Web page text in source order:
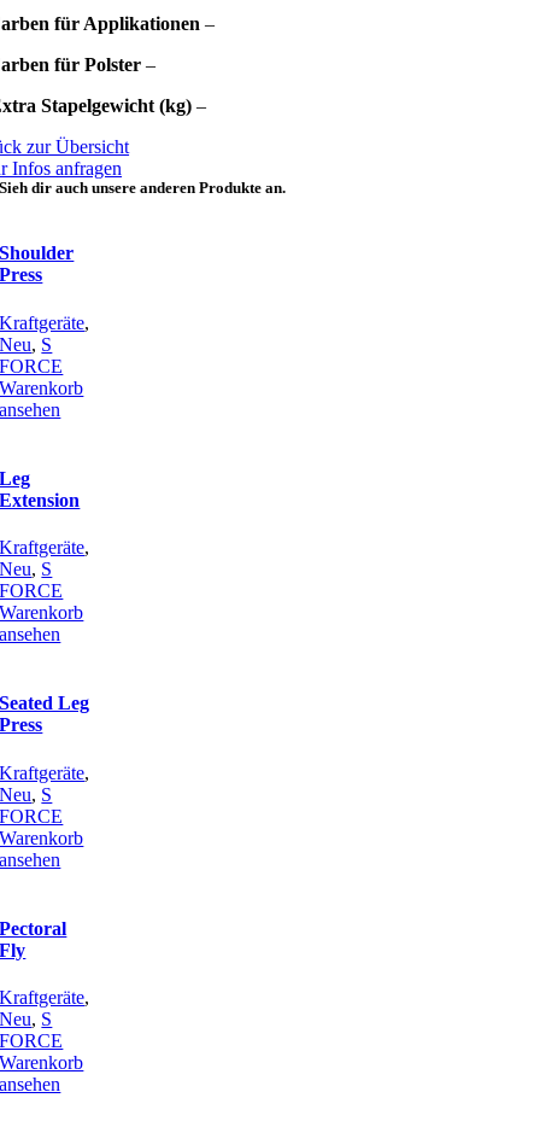
für Applikationen –
für Polster –
Stapelgewicht (kg) –
zur Übersicht
Infos anfragen
Sieh dir auch unsere anderen Produkte an.
Shoulder
Press
Kraftgeräte,
Neu, S
FORCE
Warenkorb
ansehen
Leg
Extension
Kraftgeräte,
Neu, S
FORCE
Warenkorb
ansehen
Seated Leg
Press
Kraftgeräte,
Neu, S
FORCE
Warenkorb
ansehen
Pectoral
Fly
Kraftgeräte,
Neu, S
FORCE
Warenkorb
ansehen